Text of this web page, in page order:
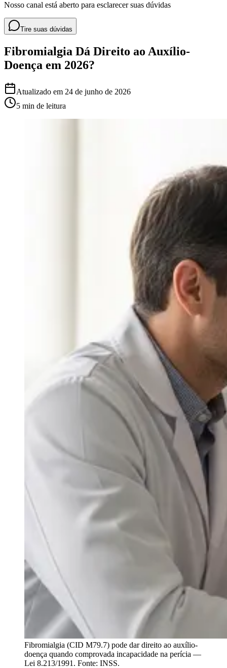
Nosso canal está aberto para esclarecer suas dúvidas
Tire suas dúvidas
Fibromialgia Dá Direito ao Auxílio-
Doença em 2026?
Atualizado em 24 de junho de 2026
5 min de leitura
Fibromialgia (CID M79.7) pode dar direito ao auxílio-
doença quando comprovada incapacidade na perícia —
Lei 8.213/1991. Fonte: INSS.